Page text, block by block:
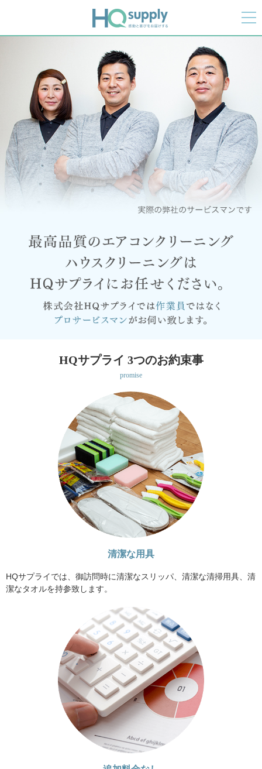
HQサプライ 3つのお約束事
promise
清潔な用具
HQサプライでは、御訪問時に清潔なスリッパ、清潔な清掃用具、清
潔なタオルを持参致します。